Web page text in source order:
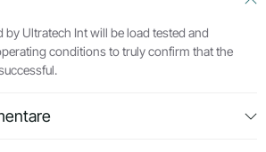
by Ultratech Int will be load tested and
conditions to truly confirm that the